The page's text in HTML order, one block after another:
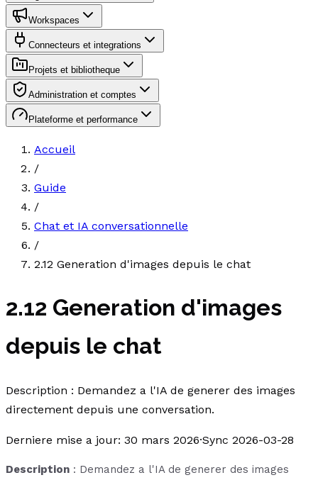
Workspaces
Connecteurs et integrations
Projets et bibliotheque
Administration et comptes
Plateforme et performance
Accueil
/
Guide
/
Chat et IA conversationnelle
/
2.12 Generation d'images depuis le chat
2.12 Generation d'images
depuis le chat
Description : Demandez a l'IA de generer des images
directement depuis une conversation.
Derniere mise a jour: 30 mars 2026·Sync 2026-03-28
Description : Demandez a l'IA de generer des images